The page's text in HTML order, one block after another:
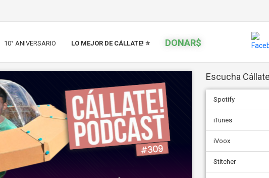
10° ANIVERSARIO LO MEJOR DE CÁLLATE! ⭐ DONAR$
Escucha
Spotify
iTunes
iVoox
Stitcher